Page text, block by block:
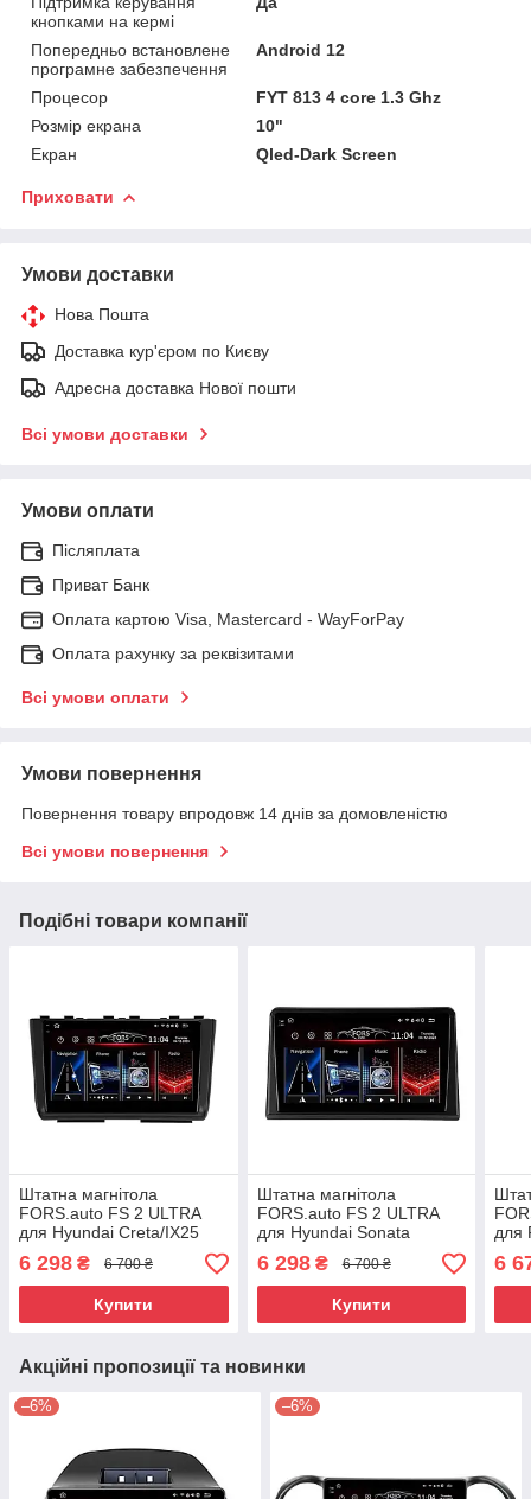
кнопками на кермі
Попередньо встановлене
програмне забезпечення
Android 12
Процесор
FYT 813 4 core 1.3 Ghz
Розмір екрана
10"
Екран
Qled-Dark Screen
Приховати
Умови доставки
Нова Пошта
Доставка кур'єром по Києву
Адресна доставка Нової пошти
Всі умови доставки
Умови оплати
Післяплата
Приват Банк
Оплата картою Visa, Mastercard - WayForPay
Оплата рахунку за реквізитами
Всі умови оплати
Умови повернення
Повернення товару впродовж 14 днів за домовленістю
Всі умови повернення
Подібні товари компанії
Штатна магнітола
FORS.auto FS 2 ULTRA
для Hyundai Creta/IX25
(2+32Gb, 10") 2020-2021
6 298 ₴ 6 700 ₴
Купити
Штатна магнітола
FORS.auto FS 2 ULTRA
для Hyundai Sonata
(2+32Gb, 9") 2017-2019
6 298₴ 6 700 ₴
Купити
для
6
Акційні пропозиції та новинки
–6% –6%